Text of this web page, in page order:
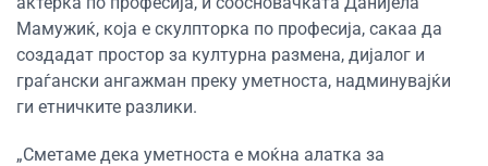
Мамужиќ, која е скулпторка по професија, сакаа да
создадат простор за културна размена, дијалог и
граѓански ангажман преку уметноста, надминувајќи
ги етничките разлики.
„Сметаме дека уметноста е моќна алатка за